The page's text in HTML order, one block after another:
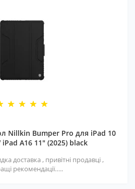
Nillkin Bumper Pro для iPad 10
iPad A16 11" (2025) black
доставка , привітні продавці ,
рекомендації…..